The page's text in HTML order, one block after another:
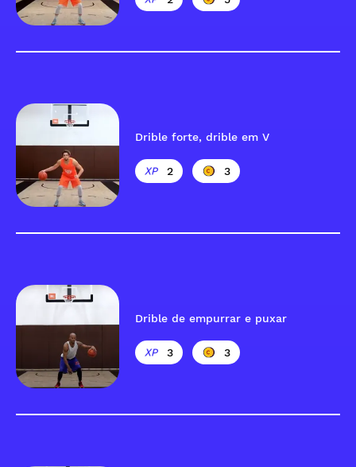
Drible forte, drible em V
2 3
Drible de empurrar e puxar
3 3